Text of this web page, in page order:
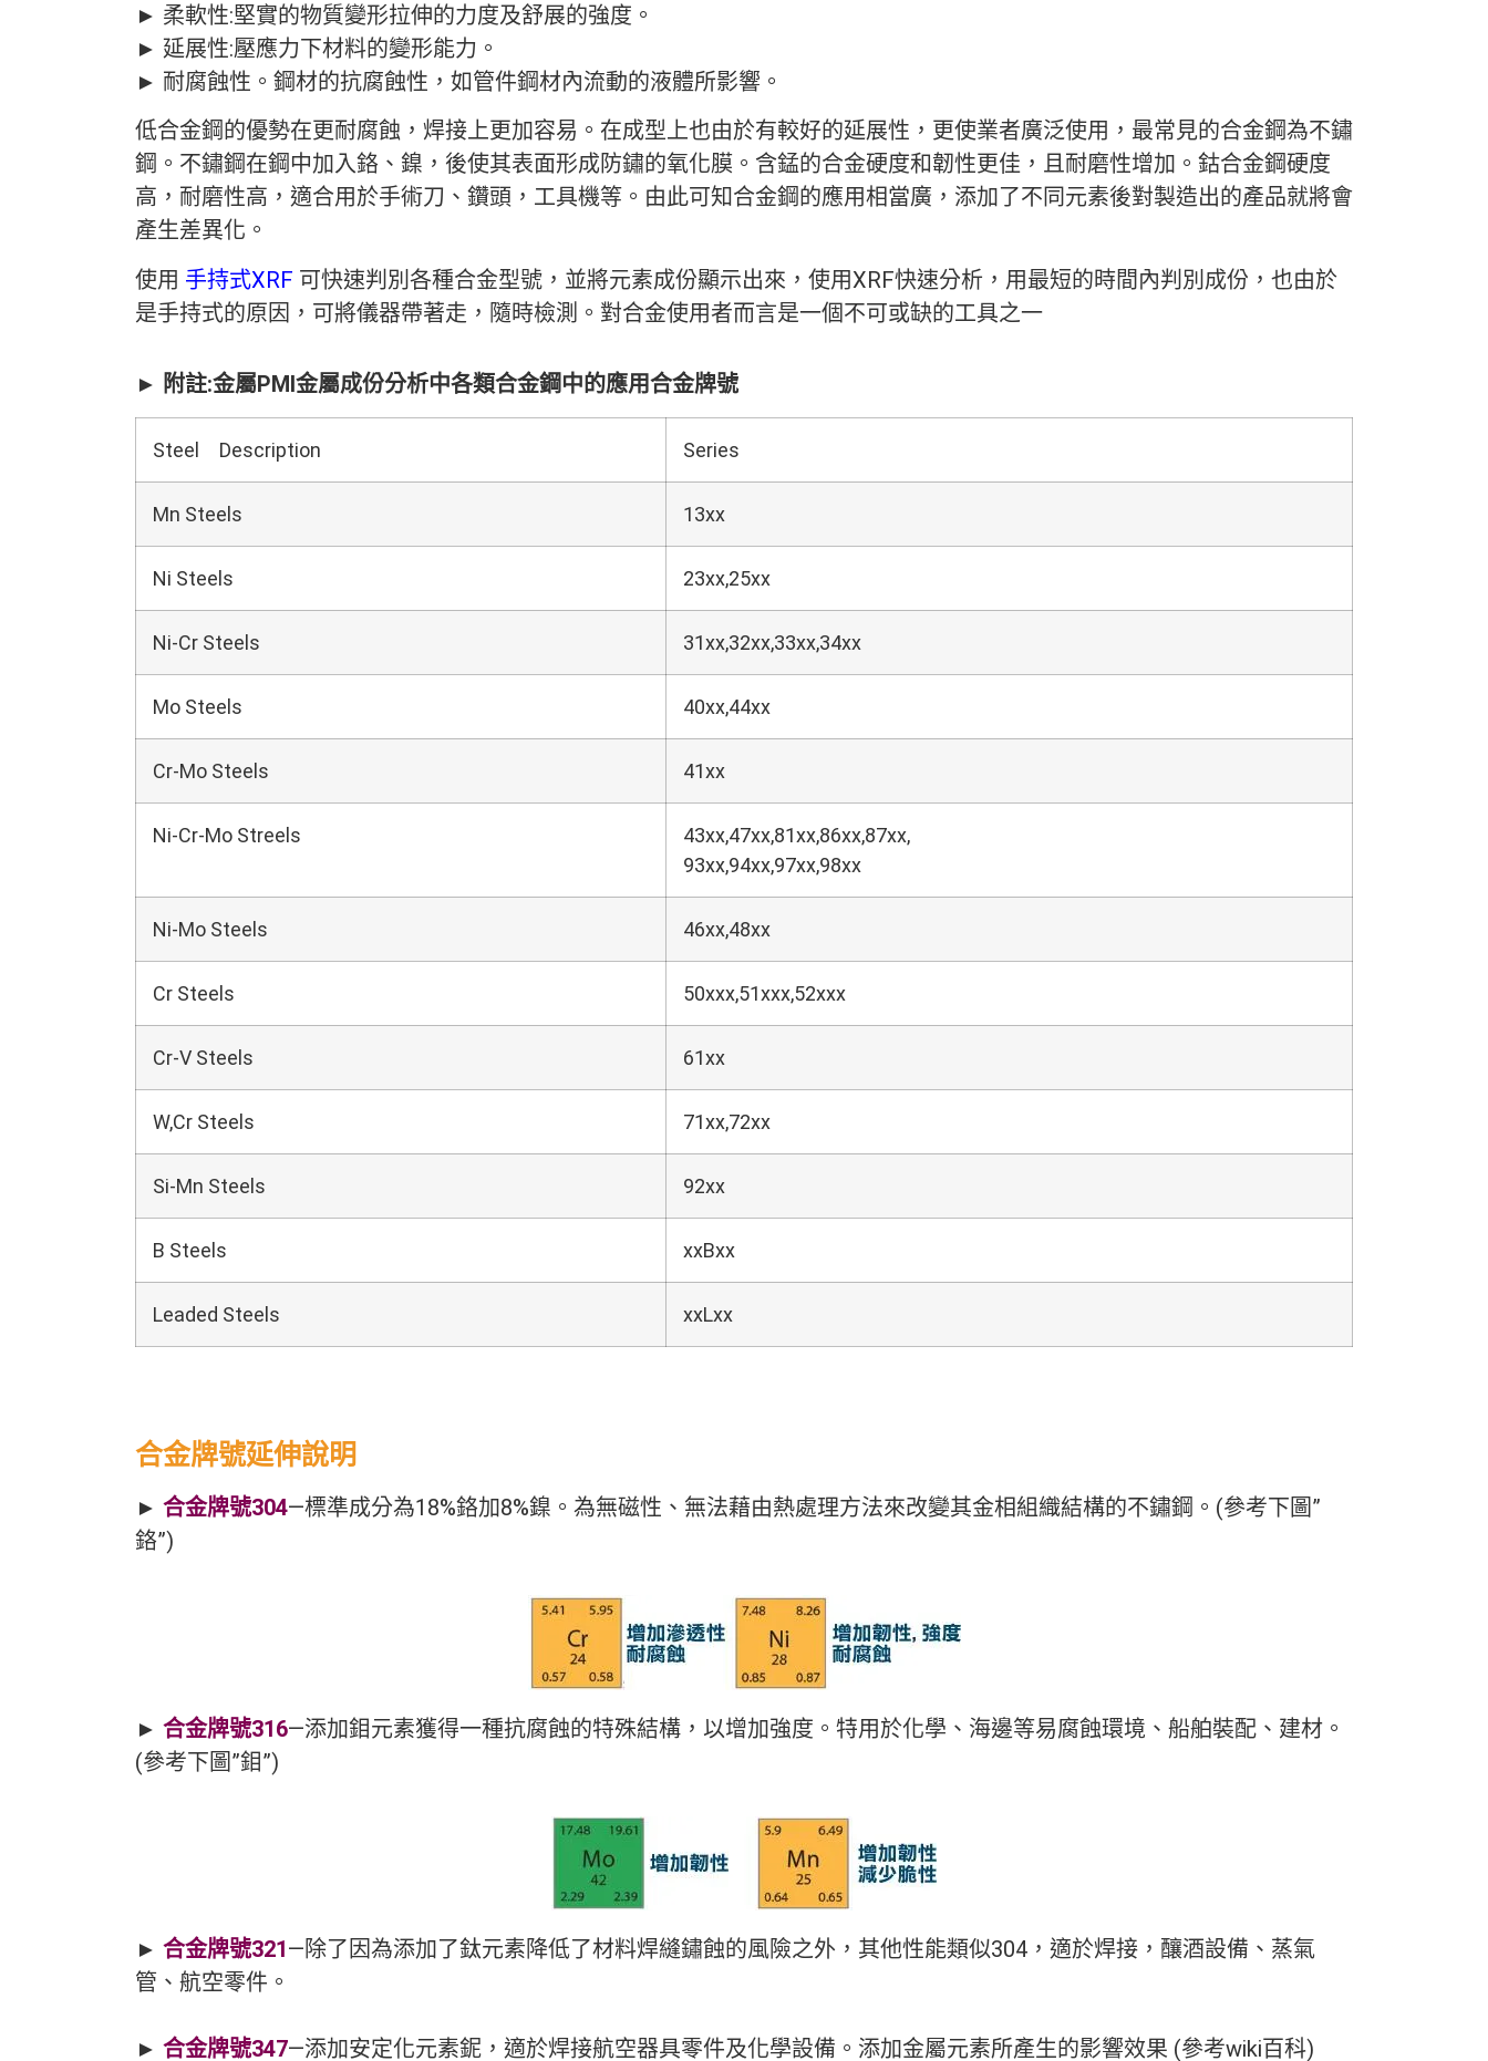
► 柔軟性:堅實的物質變形拉伸的力度及舒展的強度。
► 延展性:壓應力下材料的變形能力。
► 耐腐蝕性。鋼材的抗腐蝕性，如管件鋼材內流動的液體所影響。
低合金鋼的優勢在更耐腐蝕，焊接上更加容易。在成型上也由於有較好的延展性，更使業者廣泛使用，最常見的合金鋼為不鏽
鋼。不鏽鋼在鋼中加入鉻、鎳，後使其表面形成防鏽的氧化膜。含錳的合金硬度和韌性更佳，且耐磨性增加。鈷合金鋼硬度
高，耐磨性高，適合用於手術刀、鑽頭，工具機等。由此可知合金鋼的應用相當廣，添加了不同元素後對製造出的產品就將會
產生差異化。
使用 手持式XRF 可快速判別各種合金型號，並將元素成份顯示出來，使用XRF快速分析，用最短的時間內判別成份，也由於
是手持式的原因，可將儀器帶著走，隨時檢測。對合金使用者而言是一個不可或缺的工具之一
► 附註:金屬PMI金屬成份分析中各類合金鋼中的應用合金牌號
Steel Description Series
Mn Steels 13xx
Ni Steels 23xx,25xx
Ni-Cr Steels 31xx,32xx,33xx,34xx
Mo Steels 40xx,44xx
Cr-Mo Steels 41xx
Ni-Cr-Mo Streels
43xx,47xx,81xx,86xx,87xx,
93xx,94xx,97xx,98xx
Ni-Mo Steels 46xx,48xx
Cr Steels 50xxx,51xxx,52xxx
Cr-V Steels 61xx
W,Cr Steels 71xx,72xx
Si-Mn Steels 92xx
B Steels xxBxx
Leaded Steels xxLxx
合金牌號延伸說明
► 合金牌號304—標準成分為18%鉻加8%鎳。為無磁性、無法藉由熱處理方法來改變其金相組織結構的不鏽鋼。(參考下圖”
鉻”)
► 合金牌號316—添加鉬元素獲得一種抗腐蝕的特殊結構，以增加強度。特用於化學、海邊等易腐蝕環境、船舶裝配、建材。
(參考下圖”鉬”)
► 合金牌號321—除了因為添加了鈦元素降低了材料焊縫鏽蝕的風險之外，其他性能類似304，適於焊接，釀酒設備、蒸氣
管、航空零件。
► 合金牌號347—添加安定化元素鈮，適於焊接航空器具零件及化學設備。添加金屬元素所產生的影響效果 (參考wiki百科)